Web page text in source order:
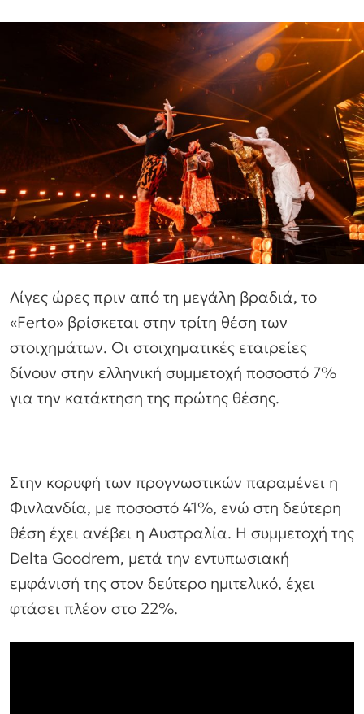
Λίγες ώρες πριν από τη μεγάλη βραδιά, το
«Ferto» βρίσκεται στην τρίτη θέση των
στοιχημάτων. Οι στοιχηματικές εταιρείες
δίνουν στην ελληνική συμμετοχή ποσοστό 7%
για την κατάκτηση της πρώτης θέσης.
Στην κορυφή των προγνωστικών παραμένει η
Φινλανδία, με ποσοστό 41%, ενώ στη δεύτερη
θέση έχει ανέβει η Αυστραλία. Η συμμετοχή της
Delta Goodrem, μετά την εντυπωσιακή
εμφάνισή της στον δεύτερο ημιτελικό, έχει
φτάσει πλέον στο 22%.